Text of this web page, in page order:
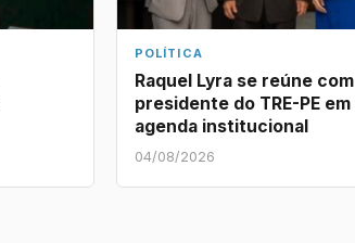
POLÍTICA
Raquel Lyra se reúne com
presidente do TRE-PE em
agenda institucional
04/08/2026